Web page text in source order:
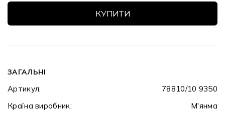
КУПИТИ
ЗАГАЛЬНІ
Артикул:
78810/10 9350
Країна виробник:
М'янма